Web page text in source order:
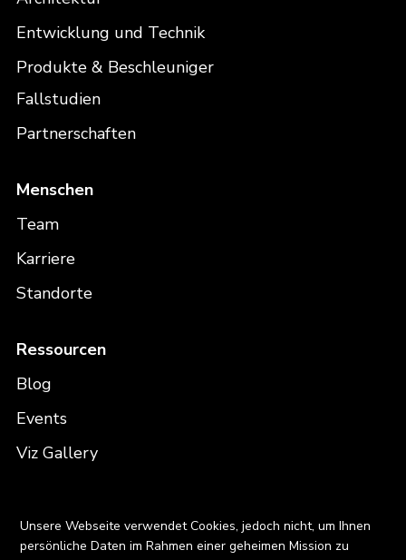
Entwicklung und Technik
Produkte & Beschleuniger
Fallstudien
Partnerschaften
Menschen
Team
Karriere
Standorte
Ressourcen
Blog
Events
Viz Gallery
Unsere Webseite verwendet Cookies, jedoch nicht, um Ihnen
persönliche Daten im Rahmen einer geheimen Mission zu